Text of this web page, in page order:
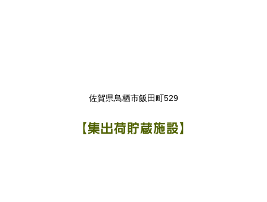
佐賀県鳥栖市飯田町529
【集出荷貯蔵施設】